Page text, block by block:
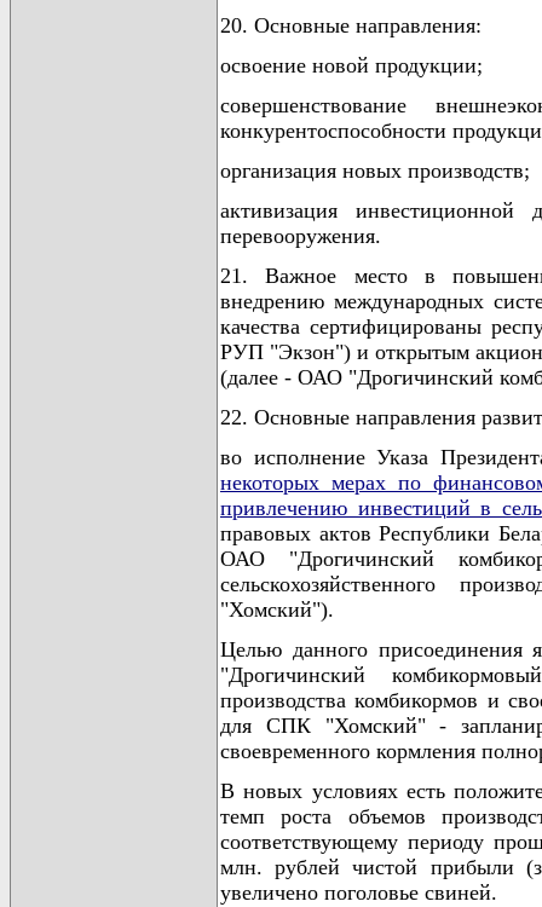
20. Основные направления:
освоение новой продукции;
совершенствование
конкурентоспособности
организация новых производств;
активизация инвестиционной
перевооружения.
21. Важное место в
внедрению международных
качества сертифицированы
РУП "Экзон") и открытым
(далее - ОАО "Дрогичинский
22. Основные направления
во исполнение Указа
некоторых мерах по
привлечению инвестиций в
правовых актов Республики
ОАО "Дрогичинский
сельскохозяйственного
"Хомский").
Целью данного присоединения
"Дрогичинский
производства комбикормов и
для СПК "Хомский" -
своевременного кормления
В новых условиях есть
темп роста объемов
соответствующему периоду
млн. рублей чистой прибыли
увеличено поголовье свиней.